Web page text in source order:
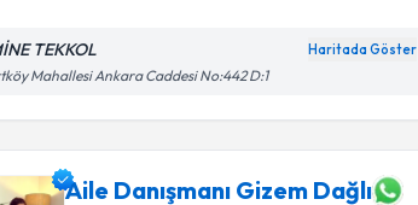
TEKKOL Haritada Göster
Mahallesi Ankara Caddesi No:442 D:1
Aile Danışmanı Gizem Dağlı